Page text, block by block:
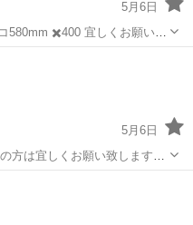
5月6日
5月6日
は宜しくお願い致します。
ヨコ500mm 奥行24mm 早期引き取り希望